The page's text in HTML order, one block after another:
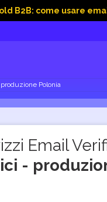
usare email, dati
Polonia
Email
-